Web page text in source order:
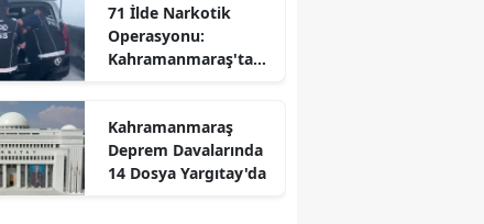
71 İlde Narkotik
Operasyonu:
Kahramanmaraş'ta
Kahramanmaraş
Deprem Davalarında
14 Dosya Yargıtay'da